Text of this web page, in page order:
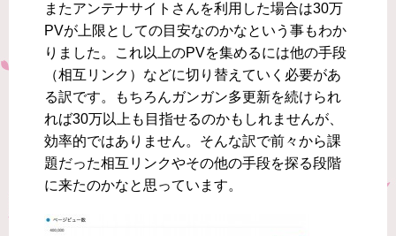
またアンテナサイトさんを利用した場合は30万
PVが上限としての目安なのかなという事もわか
りました。これ以上のPVを集めるには他の手段
（相互リンク）などに切り替えていく必要があ
る訳です。もちろんガンガン多更新を続けられ
れば30万以上も目指せるのかもしれませんが、
効率的ではありません。そんな訳で前々から課
題だった相互リンクやその他の手段を探る段階
に来たのかなと思っています。